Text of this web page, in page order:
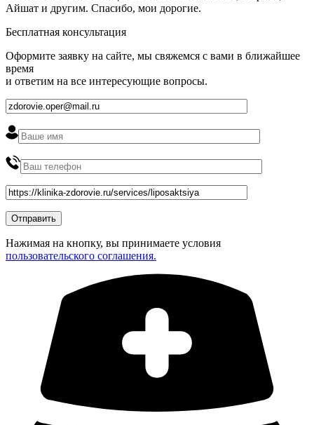
Айшат и другим. Спасибо, мои дорогие.
Бесплатная консультация
Оформите заявку на сайте, мы свяжемся с вами в ближайшее
время
и ответим на все интересующие вопросы.
Нажимая на кнопку, вы принимаете условия
пользовательского соглашения.